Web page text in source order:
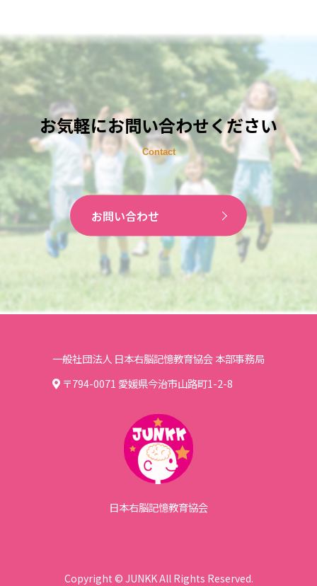
お気軽にお問い合わせください
お問い合わせ
一般社団法人 日本右脳記憶教育協会 本部事務局
〒794-0071 愛媛県今治市山路町1-2-8
日本右脳記憶教育協会
Copyright © JUNKK All Rights Reserved.